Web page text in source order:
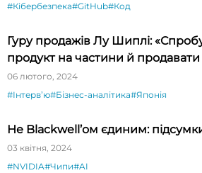
#Кібербезпека#GitHub#Код
Гуру продажів Лу Шиплі:
продукт на частини й
будете вражені»
06 лютого, 2024
#Інтервʼю#Бізнес-аналітика#Японія
Не Blackwell’ом єдиним:
03 квітня, 2024
#NVIDIA#Чипи#AI